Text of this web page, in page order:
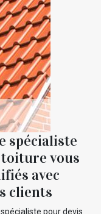
spécialiste
vous
avec
clients
pour devis